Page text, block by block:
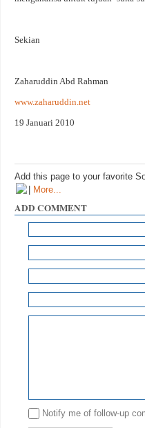
Sekian
Zaharuddin Abd Rahman
www.zaharuddin.net
19 Januari 2010
Add this page to your favorite
| More...
ADD COMMENT
Notify me of follow-up